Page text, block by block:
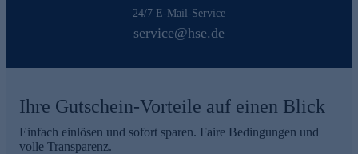
24/7 E-Mail-Service
service@hse.de
Ihre Gutschein-Vorteile auf einen Blick
Einfach einlösen und sofort sparen. Faire Bedingungen und
volle Transparenz.